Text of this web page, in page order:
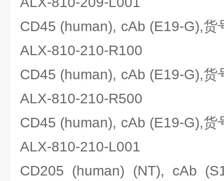
CD45 (human), cAb (E19-G),货
ALX-810-210-R100
CD45 (human), cAb (E19-G),货
ALX-810-210-R500
CD45 (human), cAb (E19-G),货
ALX-810-210-L001
CD205 (human) (NT), cAb